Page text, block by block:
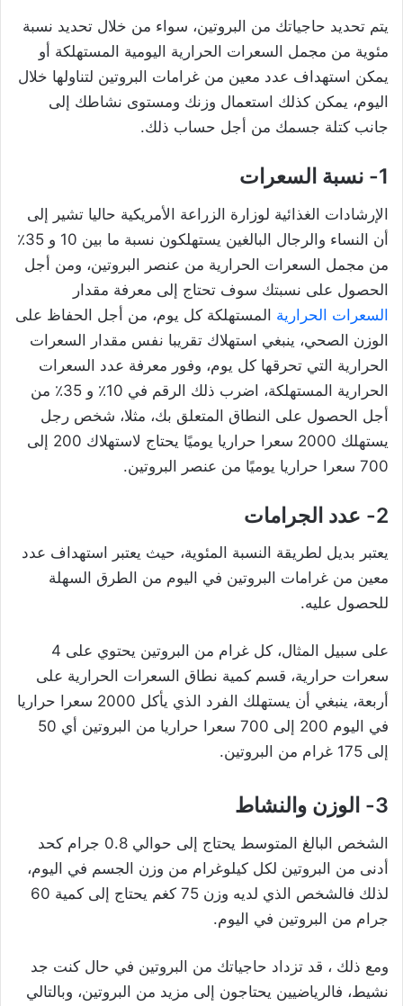
يتم تحديد حاجياتك من البروتين، سواء من خلال تحديد نسبة
مئوية من مجمل السعرات الحرارية اليومية المستهلكة أو
يمكن استهداف عدد معين من غرامات البروتين لتناولها خلال
اليوم، يمكن كذلك استعمال وزنك ومستوى نشاطك إلى
جانب كتلة جسمك من أجل حساب ذلك.
1- نسبة السعرات
الإرشادات الغذائية لوزارة الزراعة الأمريكية حاليا تشير إلى
أن النساء والرجال البالغين يستهلكون نسبة ما بين 10 و 35٪
من مجمل السعرات الحرارية من عنصر البروتين، ومن أجل
الحصول على نسبتك سوف تحتاج إلى معرفة مقدار
السعرات الحرارية المستهلكة كل يوم، من أجل الحفاظ على
الوزن الصحي، ينبغي استهلاك تقريبا نفس مقدار السعرات
الحرارية التي تحرقها كل يوم، وفور معرفة عدد السعرات
الحرارية المستهلكة، اضرب ذلك الرقم في 10٪ و 35٪ من
أجل الحصول على النطاق المتعلق بك، مثلا، شخص رجل
يستهلك 2000 سعرا حراريا يوميًا يحتاج لاستهلاك 200 إلى
700 سعرا حراريا يوميًا من عنصر البروتين.
2- عدد الجرامات
يعتبر بديل لطريقة النسبة المئوية، حيث يعتبر استهداف عدد
معين من غرامات البروتين في اليوم من الطرق السهلة
للحصول عليه.
على سبيل المثال، كل غرام من البروتين يحتوي على 4
سعرات حرارية، قسم كمية نطاق السعرات الحرارية على
أربعة، ينبغي أن يستهلك الفرد الذي يأكل 2000 سعرا حراريا
في اليوم 200 إلى 700 سعرا حراريا من البروتين أي 50
إلى 175 غرام من البروتين.
3- الوزن والنشاط
الشخص البالغ المتوسط ​​يحتاج إلى حوالي 0.8 جرام كحد
أدنى من البروتين لكل كيلوغرام من وزن الجسم في اليوم،
لذلك فالشخص الذي لديه وزن 75 كغم يحتاج إلى كمية 60
جرام من البروتين في اليوم.
ومع ذلك ، قد تزداد حاجياتك من البروتين في حال كنت جد
نشيط، فالرياضيين يحتاجون إلى مزيد من البروتين، وبالتالي